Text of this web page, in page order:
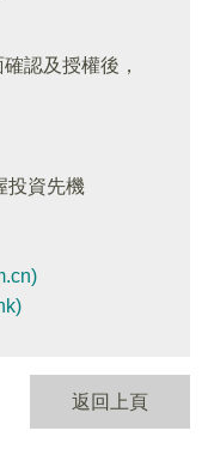
確認及授權後，
投資先機
返回上頁